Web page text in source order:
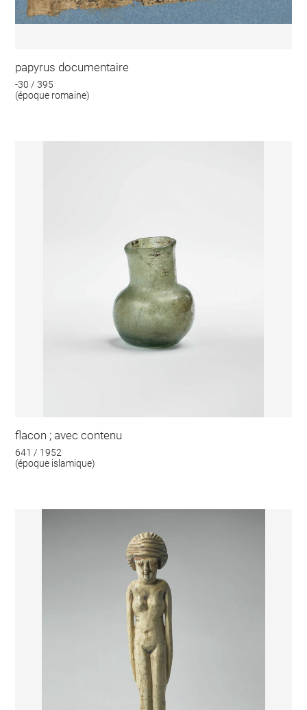
papyrus documentaire
-30 / 395
(époque romaine)
flacon ; avec contenu
641 / 1952
(époque islamique)